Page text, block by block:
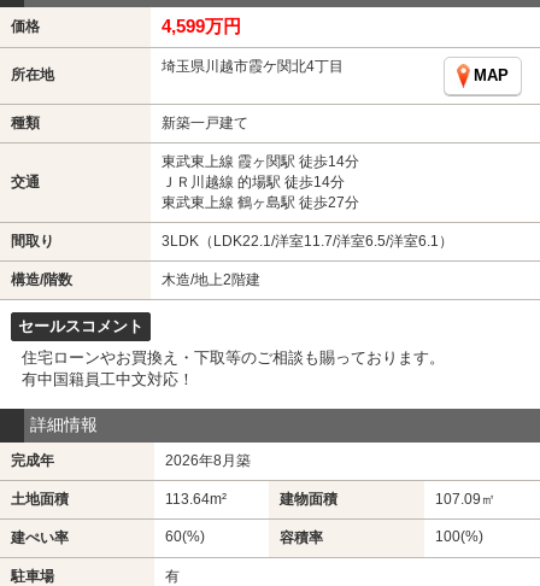
価格 4,599万円
所在地 埼玉県川越市霞ケ関北4丁目
MAP
種類 新築一戸建て
交通
東武東上線 霞ヶ関駅 徒歩14分
ＪＲ川越線 的場駅 徒歩14分
東武東上線 鶴ヶ島駅 徒歩27分
間取り 3LDK（LDK22.1/洋室11.7/洋室6.5/洋室6.1）
構造/階数 木造/地上2階建
セールスコメント
住宅ローンやお買換え・下取等のご相談も賜っております。
有中国籍員工中文対応！
詳細情報
完成年 2026年8月築
土地面積 113.64m² 建物面積 107.09㎡
建ぺい率 60(%) 容積率 100(%)
駐車場 有